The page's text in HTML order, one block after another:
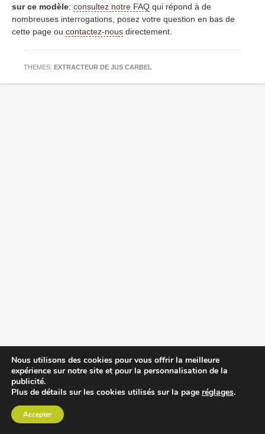
sur ce modèle: consultez notre FAQ qui répond à de
nombreuses interrogations, posez votre question en bas de
cette page ou contactez-nous directement.
THEMES: EXTRACTEUR DE JUS CARBEL
Nous utilisons des cookies pour vous offrir la meilleure
expérience sur notre site et pour la personnalisation de la
publicité.
Plus de détails sur les cookies utilisés sur la page réglages.
Accepter